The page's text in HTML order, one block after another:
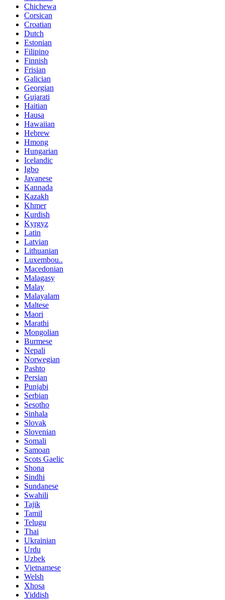
Chichewa
Corsican
Croatian
Dutch
Estonian
Filipino
Finnish
Frisian
Galician
Georgian
Gujarati
Haitian
Hausa
Hawaiian
Hebrew
Hmong
Hungarian
Icelandic
Igbo
Javanese
Kannada
Kazakh
Khmer
Kurdish
Kyrgyz
Latin
Latvian
Lithuanian
Luxembou..
Macedonian
Malagasy
Malay
Malayalam
Maltese
Maori
Marathi
Mongolian
Burmese
Nepali
Norwegian
Pashto
Persian
Punjabi
Serbian
Sesotho
Sinhala
Slovak
Slovenian
Somali
Samoan
Scots Gaelic
Shona
Sindhi
Sundanese
Swahili
Tajik
Tamil
Telugu
Thai
Ukrainian
Urdu
Uzbek
Vietnamese
Welsh
Xhosa
Yiddish